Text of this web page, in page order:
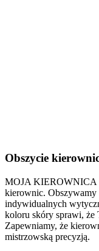
Obszycie
MOJA KIEROWNICA
kierownic. Obszywamy
indywidualnych
koloru skóry sprawi, że
Zapewniamy, że
mistrzowską precyzją.